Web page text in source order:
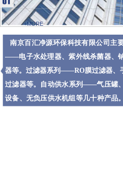
+MORE
南京百汇净源环保科技有限公司主
——电子水处理器、紫外线杀菌器、
器等。过滤器系列——RO膜过滤器、
过滤器等。自动供水系列——气压罐
设备、无负压供水机组等几十种产品